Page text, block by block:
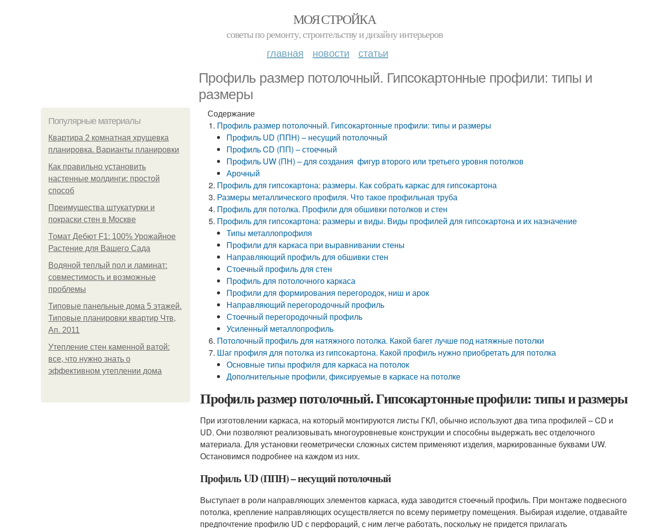
МОЯ СТРОЙКА
советы по ремонту, строительству и дизайну интерьеров
главная новости статьи
Профиль размер потолочный. Гипсокартонные профили: типы и
размеры
Популярные материалы
Квартира 2 комнатная хрущевка
планировка. Варианты планировки
Как правильно установить
настенные молдинги: простой
способ
Преимущества штукатурки и
покраски стен в Москве
Томат Дебют F1: 100% Урожайное
Растение для Вашего Сада
Водяной теплый пол и ламинат:
совместимость и возможные
проблемы
Типовые панельные дома 5 этажей.
Типовые планировки квартир Чтв,
Ап. 2011
Утепление стен каменной ватой:
все, что нужно знать о
эффективном утеплении дома
Содержание
Профиль размер потолочный. Гипсокартонные профили: типы и размеры
Профиль UD (ППН) – несущий потолочный
Профиль CD (ПП) – стоечный
Профиль UW (ПН) – для создания фигур второго или третьего уровня потолков
Арочный
Профиль для гипсокартона: размеры. Как собрать каркас для гипсокартона
Размеры металлического профиля. Что такое профильная труба
Профиль для потолка. Профили для обшивки потолков и стен
Профиль для гипсокартона: размеры и виды. Виды профилей для гипсокартона и их назначение
Типы металлопрофиля
Профили для каркаса при выравнивании стены
Направляющий профиль для обшивки стен
Стоечный профиль для стен
Профиль для потолочного каркаса
Профили для формирования перегородок, ниш и арок
Направляющий перегородочный профиль
Стоечный перегородочный профиль
Усиленный металлопрофиль
Потолочный профиль для натяжного потолка. Какой багет лучше под натяжные потолки
Шаг профиля для потолка из гипсокартона. Какой профиль нужно приобретать для потолка
Основные типы профиля для каркаса на потолок
Дополнительные профили, фиксируемые в каркасе на потолке
Профиль размер потолочный. Гипсокартонные профили: типы и размеры
При изготовлении каркаса, на который монтируются листы ГКЛ, обычно используют два типа профилей – CD и
UD. Они позволяют реализовывать многоуровневые конструкции и способны выдержать вес отделочного
материала. Для установки геометрически сложных систем применяют изделия, маркированные буквами UW.
Остановимся подробнее на каждом из них.
Профиль UD (ППН) – несущий потолочный
Выступает в роли направляющих элементов каркаса, куда заводится стоечный профиль. При монтаже подвесного
потолка, крепление направляющих осуществляется по всему периметру помещения. Выбирая изделие, отдавайте
предпочтение профилю UD с перфораций, с ним легче работать, поскольку не придется прилагать